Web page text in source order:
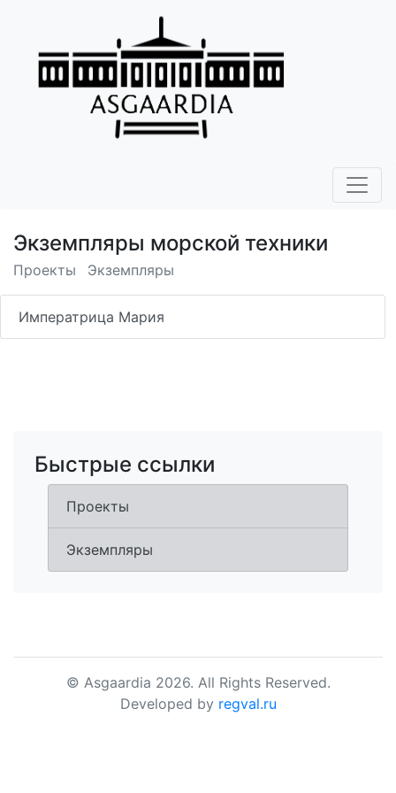
Экземпляры морской техники
Проекты Экземпляры
Императрица Мария
Быстрые ссылки
Проекты
Экземпляры
© Asgaardia 2026. All Rights Reserved.
Developed by regval.ru